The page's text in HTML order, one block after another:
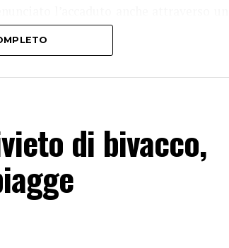
raccogliere informazioni utili a
assistito direttamente all’incidente,
proprio nell’ora di punta del sabato.
di bivacco,